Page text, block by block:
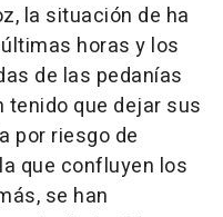
la situación de ha
horas y los
de las pedanías
tenido que dejar sus
por riesgo de
que confluyen los
se han